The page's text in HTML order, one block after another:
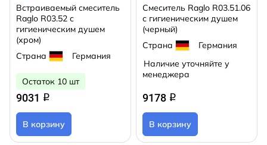
Встраиваемый смеситель
Raglo R03.52 с
гигиеническим душем
(хром)
Страна
Германия
Остаток 10 шт
9031 q
В корзину
Смеситель Raglo R03.51.06
с гигиеническим душем
(черный)
Страна
Германия
Наличие уточняйте у
менеджера
9178 q
В корзину